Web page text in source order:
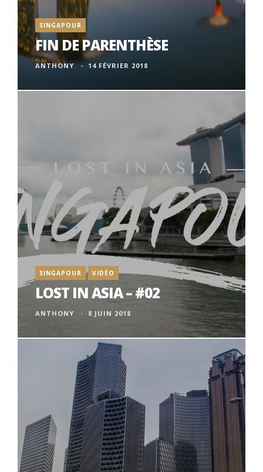
SINGAPOUR
FIN DE PARENTHÈSE
ANTHONY 14 FÉVRIER 2018
SINGAPOUR VIDÉO
LOST IN ASIA – #02
ANTHONY 8 JUIN 2018